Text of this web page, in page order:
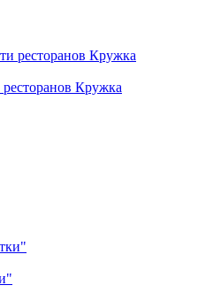
ресторанов Кружка